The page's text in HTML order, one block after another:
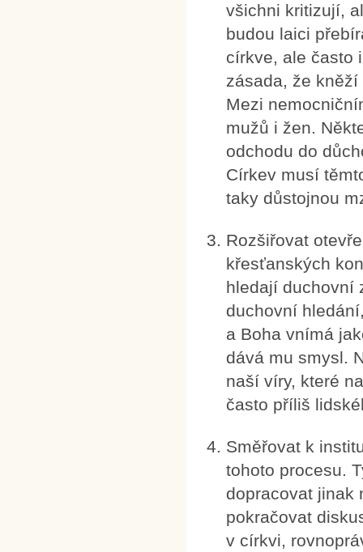
všichni kritizují,
budou laici
církve, ale často
zásada, že
Mezi
mužů i žen.
odchodu do
Církev musí
taky důstojnou
Rozšiřovat
křesťanských
hledají duchovní
duchovní
a Boha vnímá
dává mu smysl.
naší víry, které
často příliš
Směřovat k
tohoto procesu.
dopracovat jinak
pokračovat
v církvi,